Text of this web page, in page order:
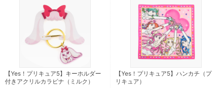
【Yes！プリキュア5】キーホルダー
付きアクリルカラビナ（ミルク）
【Yes！プリキュア5】ハンカチ（プ
リキュア）